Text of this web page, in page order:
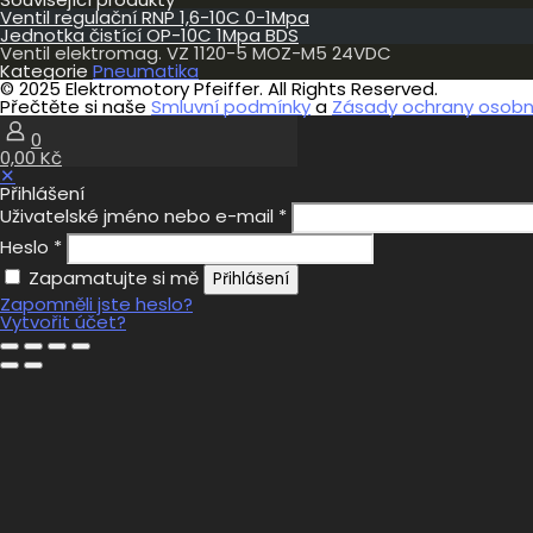
5
MOZ-
M5
24VDC
množství
Ventil regulační RNP 1,6-10C 0-1Mpa
Jednotka čistící OP-10C 1Mpa BDS
Ventil elektromag. VZ 1120-5 MOZ-M5 24VDC
Kategorie Pneumatika
© 2025 Elektromotory Pfeiffer. All Rights Reserved.
Přečtěte si naše Smluvní podmínkya Zásady ochrany
0
0,00 Kč
✕
Přihlášení
Uživatelské jméno nebo e-mail *
Heslo *
Zapamatujte si mě
Přihlášení
Zapomněli jste heslo?
Vytvořit účet?